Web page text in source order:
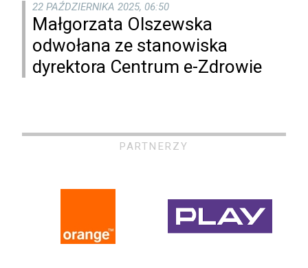
22 PAŹDZIERNIKA 2025, 06:50
Małgorzata Olszewska
odwołana ze stanowiska
dyrektora Centrum e-Zdrowie
PARTNERZY